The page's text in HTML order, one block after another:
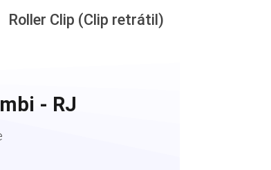
Roller Clip (Clip retrátil)
- RJ